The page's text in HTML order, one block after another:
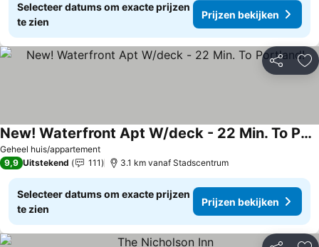
Selecteer datums om exacte prijzen
te zien
Prijzen bekijken
Delen
Geheel huis/appartement
New! Waterfront Apt W/deck - 22 Min. To Portland!
9,9 Uitstekend 111 3.1 km vanaf Stadscentrum
Selecteer datums om exacte prijzen
te zien
Prijzen bekijken